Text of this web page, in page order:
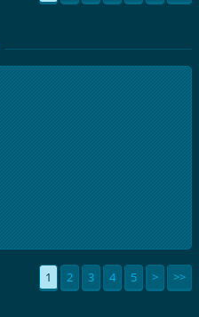
1 2 3 4 5 > >>